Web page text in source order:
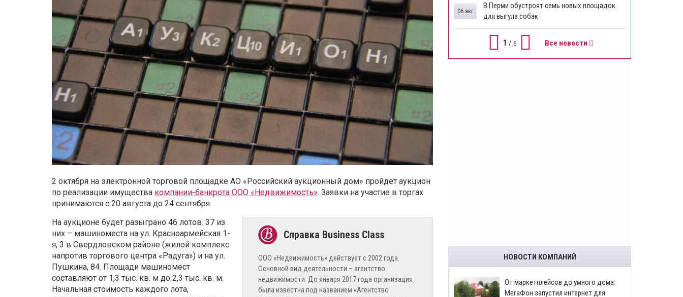
2 октября на электронной торговой площадке АО «Российский аукционный дом» пройдет аукцион
по реализации имущества компании-банкрота ООО «Недвижимость». Заявки на участие в торгах
принимаются с 20 августа до 24 сентября.
ООО «Недвижимость» действует с 2002 года.
Основной вид деятельности – агентство
недвижимости. До января 2017 года организация
была известна под названием «Агентство
На аукционе будет разыграно 46 лотов. 37 из
них – машиноместа на ул. Красноармейская 1-
я, 3 в Свердловском районе (жилой комплекс
напротив торгового центра «Радуга») и на ул.
Пушкина, 84. Площади машиномест
составляют от 1,3 тыс. кв. м до 2,3 тыс. кв. м.
Начальная стоимость каждого лота,
​В Перми обустроят семь новых площадок
для выгула собак
06 авг
1 / 6 Все новости
НОВОСТИ КОМПАНИЙ
От маркетплейсов до умного дома:
МегаФон запустил интернет для